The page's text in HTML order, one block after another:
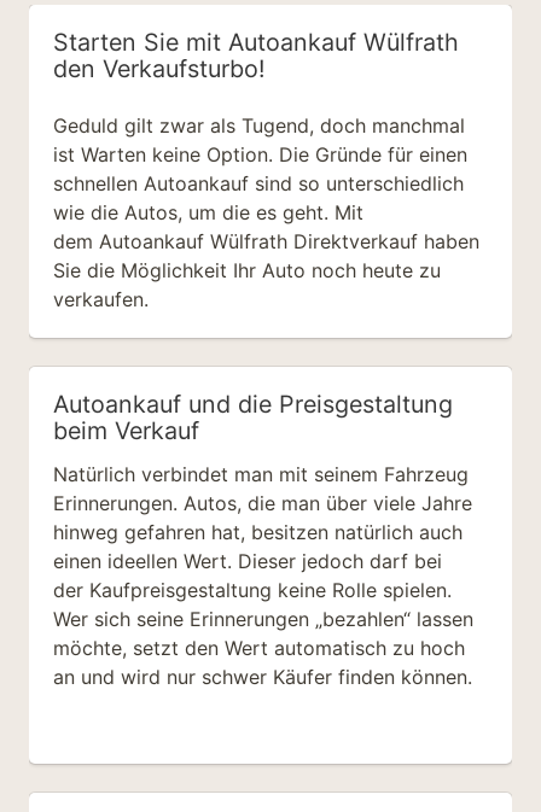
Starten Sie mit Autoankauf Wülfrath
den Verkaufsturbo!
Geduld gilt zwar als Tugend, doch manchmal
ist Warten keine Option. Die Gründe für einen
schnellen Autoankauf sind so unterschiedlich
wie die Autos, um die es geht. Mit
dem Autoankauf Wülfrath Direktverkauf haben
Sie die Möglichkeit Ihr Auto noch heute zu
verkaufen.
Autoankauf und die Preisgestaltung
beim Verkauf
Natürlich verbindet man mit seinem Fahrzeug
Erinnerungen. Autos, die man über viele Jahre
hinweg gefahren hat, besitzen natürlich auch
einen ideellen Wert. Dieser jedoch darf bei
der Kaufpreisgestaltung keine Rolle spielen.
Wer sich seine Erinnerungen „bezahlen“ lassen
möchte, setzt den Wert automatisch zu hoch
an und wird nur schwer Käufer finden können.